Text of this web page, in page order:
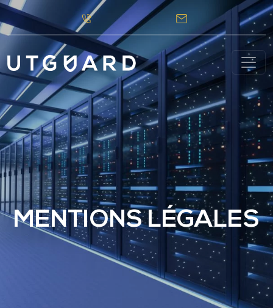
MENTIONS LÉGALES